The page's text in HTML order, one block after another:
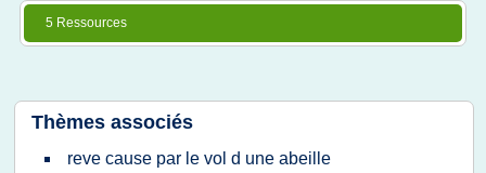
5 Ressources
Thèmes associés
reve cause par le vol d une abeille